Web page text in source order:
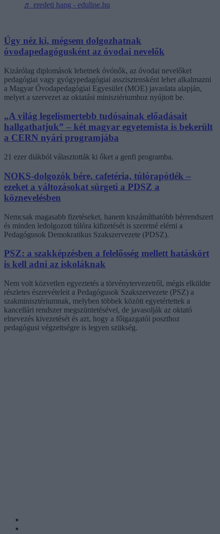
♬ eredeti hang - eduline.hu
Úgy néz ki, mégsem dolgozhatnak
óvodapedagógusként az óvodai nevelők
Kizárólag diplomások lehetnek óvónők, az óvodai nevelőket
pedagógiai vagy gyógypedagógiai asszisztensként lehet alkalmazni
a Magyar Óvodapedagógiai Egyesület (MOE) javaslata alapján,
melyet a szervezet az oktatási minisztériumhoz nyújtott be.
„A világ legelismertebb tudósainak előadásait
hallgathatjuk” – két magyar egyetemista is bekerült
a CERN nyári programjába
21 ezer diákból választották ki őket a genfi programba.
NOKS-dolgozók bére, cafetéria, túlórapótlék –
ezeket a változásokat sürgeti a PDSZ a
köznevelésben
Nemcsak magasabb fizetéseket, hanem kiszámíthatóbb bérrendszert
és minden ledolgozott túlóra kifizetését is szeretné elérni a
Pedagógusok Demokratikus Szakszervezete (PDSZ).
PSZ: a szakképzésben a felelősség mellett hatáskört
is kell adni az iskoláknak
Nem volt közvetlen egyeztetés a törvénytervezetről, mégis elküldte
részletes észrevételeit a Pedagógusok Szakszervezete (PSZ) a
szakminisztériumnak, melyben többek között egyetértettek a
kancellári rendszer megszüntetésével, de javasolják az oktató
elnevezés kivezetését és azt, hogy a főigazgatói poszthoz
pedagógusi végzettségre is legyen szükség.